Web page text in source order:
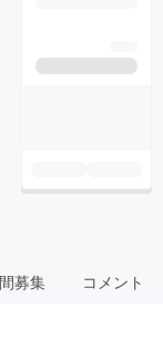
募集 コメント